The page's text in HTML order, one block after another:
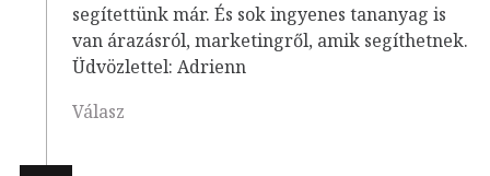
segítettünk már. És sok ingyenes tananyag is
van árazásról, marketingről, amik segíthetnek.
Üdvözlettel: Adrienn
Válasz